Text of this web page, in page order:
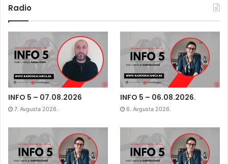
Radio
INFO 5 – 07.08.2026
7. Avgusta 2026.
INFO 5 – 06.08.2026.
6. Avgusta 2026.